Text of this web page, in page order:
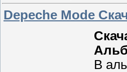
Depeche Mode
В